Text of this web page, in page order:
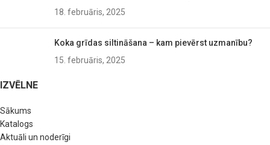
18. februāris, 2025
Koka grīdas siltināšana – kam pievērst uzmanību?
15. februāris, 2025
IZVĒLNE
Sākums
Katalogs
Aktuāli un noderīgi